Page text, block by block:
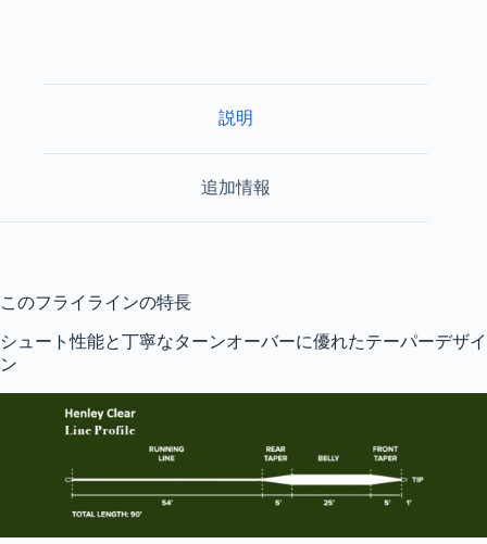
キ
明
ラ
イ
説明
追加情報
このフライラインの特長
シュート性能と丁寧なターンオーバーに優れたテーパーデザイ
ン